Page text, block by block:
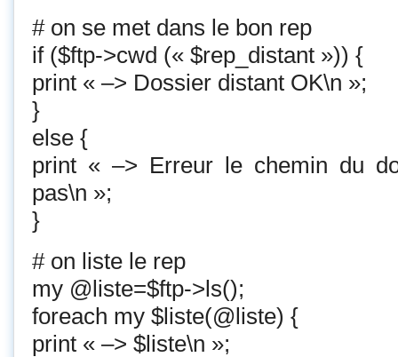
# on se met dans le bon rep
if ($ftp->cwd (« $rep_distant »)) {
print « –> Dossier distant OK\n »;
}
else {
print « –> Erreur le chemin du
pas\n »;
}
# on liste le rep
my @liste=$ftp->ls();
foreach my $liste(@liste) {
print « –> $liste\n »;